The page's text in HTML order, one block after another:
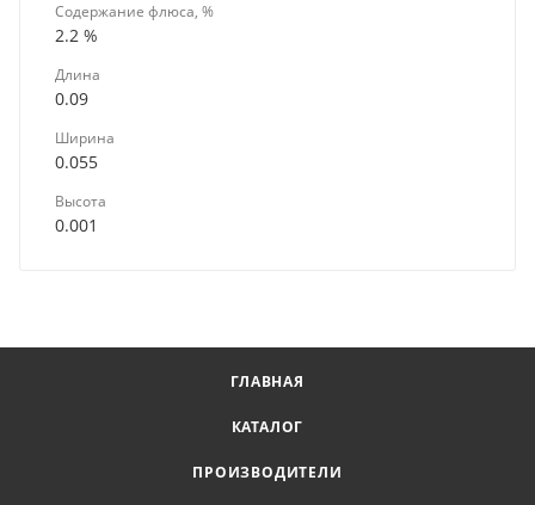
Содержание флюса, %
2.2 %
Длина
0.09
Ширина
0.055
Высота
0.001
ГЛАВНАЯ
КАТАЛОГ
ПРОИЗВОДИТЕЛИ